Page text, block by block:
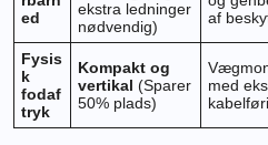
ed
ekstra ledninger
nødvendig)
af
Fysis
k
fodaf
tryk
Kompakt og
vertikal (Sparer
50% plads)
med